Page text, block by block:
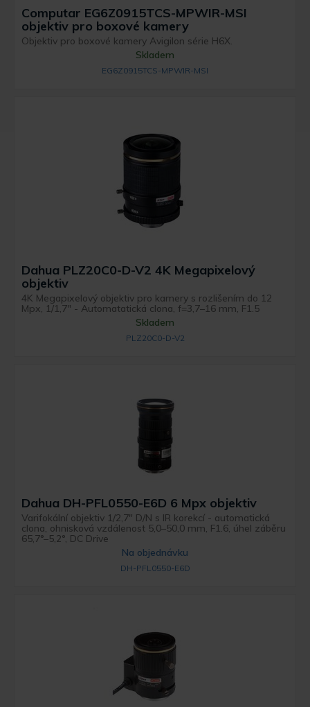
Computar EG6Z0915TCS-MPWIR-MSI
objektiv pro boxové kamery
Objektiv pro boxové kamery Avigilon série H6X.
Skladem
EG6Z0915TCS-MPWIR-MSI
Dahua PLZ20C0-D-V2 4K Megapixelový
objektiv
4K Megapixelový objektiv pro kamery s rozlišením do 12
Mpx, 1/1,7" - Automatatická clona, f=3,7–16 mm, F1.5
Skladem
PLZ20C0-D-V2
Dahua DH-PFL0550-E6D 6 Mpx objektiv
Varifokální objektiv 1/2,7" D/N s IR korekcí - automatická
clona, ohnisková vzdálenost 5,0–50,0 mm, F1.6, úhel záběru
65,7°–5,2°, DC Drive
Na objednávku
DH-PFL0550-E6D